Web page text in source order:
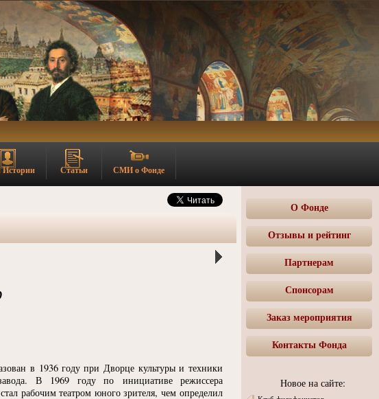
Статьи СМИ о Фонде
в 1936 году при Дворце культуры и техники
В 1969 году по инициативе режиссера
рабочим театром юного зрителя, чем определил
О Фонде
Отзывы и рейтинг
Партнерам
Спонсорам
Заказ мероприятия
Контакты Фонда
Новое на сайте: